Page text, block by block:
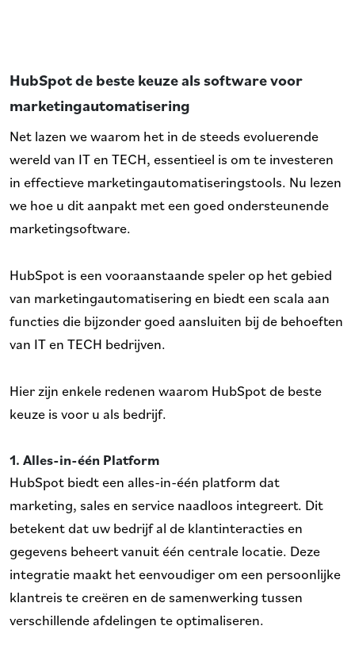
HubSpot de beste keuze als software voor
marketingautomatisering
Net lazen we waarom het in de steeds evoluerende
wereld van IT en TECH, essentieel is om te investeren
in effectieve marketingautomatiseringstools. Nu lezen
we hoe u dit aanpakt met een goed ondersteunende
marketingsoftware.
HubSpot is een vooraanstaande speler op het gebied
van marketingautomatisering en biedt een scala aan
functies die bijzonder goed aansluiten bij de behoeften
van IT en TECH bedrijven.
Hier zijn enkele redenen waarom HubSpot de beste
keuze is voor u als bedrijf.
1. Alles-in-één Platform
HubSpot biedt een alles-in-één platform dat
marketing, sales en service naadloos integreert. Dit
betekent dat uw bedrijf al de klantinteracties en
gegevens beheert vanuit één centrale locatie. Deze
integratie maakt het eenvoudiger om een persoonlijke
klantreis te creëren en de samenwerking tussen
verschillende afdelingen te optimaliseren.